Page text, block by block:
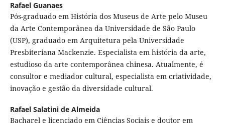
Rafael Guanaes
Pós-graduado em História dos Museus de Arte pelo Museu
da Arte Contemporânea da Universidade de São Paulo
(USP), graduado em Arquitetura pela Universidade
Presbiteriana Mackenzie. Especialista em história da arte,
estudioso da arte contemporânea chinesa. Atualmente, é
consultor e mediador cultural, especialista em criatividade,
inovação e gestão da diversidade cultural.
Rafael Salatini de Almeida
Bacharel e licenciado em Ciências Sociais e doutor em